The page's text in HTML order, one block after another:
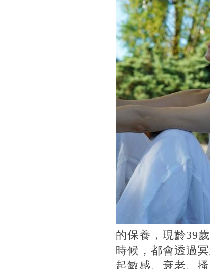
的保養，現齡39
時候，都會透過
起敏感、衰老、搔